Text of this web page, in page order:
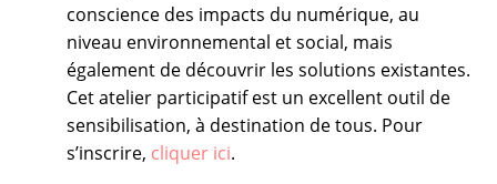
conscience des impacts du numérique, au
niveau environnemental et social, mais
également de découvrir les solutions existantes.
Cet atelier participatif est un excellent outil de
sensibilisation, à destination de tous. Pour
s’inscrire, cliquer ici.